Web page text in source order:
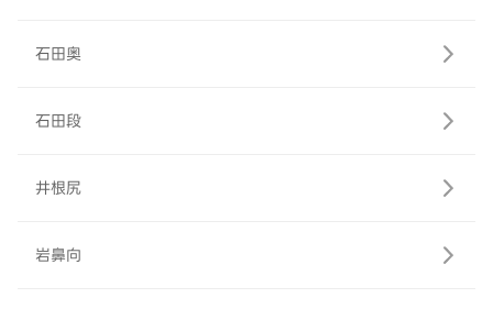
石田奥
石田段
井根尻
岩鼻向